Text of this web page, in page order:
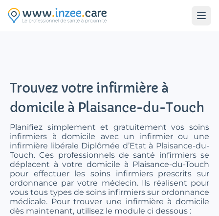
Trouvez votre infirmière à
domicile à Plaisance-du-Touch
Planifiez simplement et gratuitement vos soins
infirmiers à domicile avec un infirmier ou une
infirmière libérale Diplômée d’Etat à Plaisance-du-
Touch. Ces professionnels de santé infirmiers se
déplacent à votre domicile à Plaisance-du-Touch
pour effectuer les soins infirmiers prescrits sur
ordonnance par votre médecin. Ils réalisent pour
vous tous types de soins infirmiers sur ordonnance
médicale. Pour trouver une infirmière à domicile
dès maintenant, utilisez le module ci dessous :